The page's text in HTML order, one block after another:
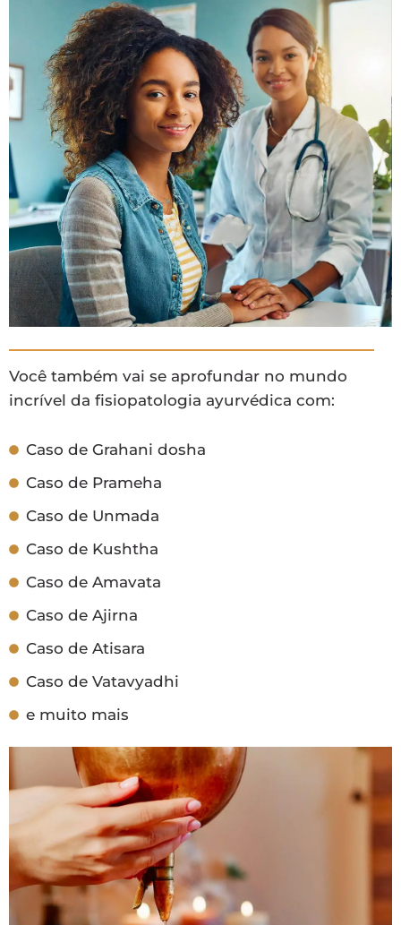
Você também vai se aprofundar no mundo
incrível da fisiopatologia ayurvédica com:
Caso de Grahani dosha
Caso de Prameha
Caso de Unmada
Caso de Kushtha
Caso de Amavata
Caso de Ajirna
Caso de Atisara
Caso de Vatavyadhi
e muito mais